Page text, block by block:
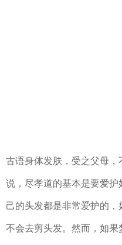
古语身体发肤，受之父母
说，尽孝道的基本是要爱
己的头发都是非常爱护的
不会去剪头发。然而，如